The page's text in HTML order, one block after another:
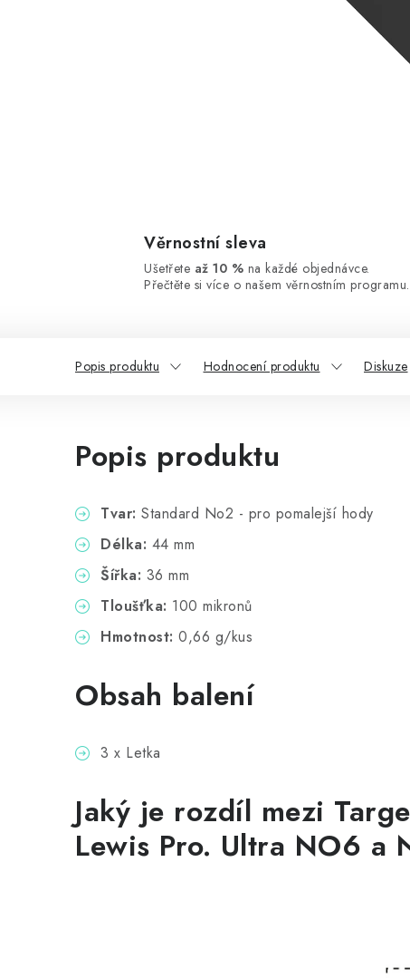
Věrnostní sleva
Ušetřete až 10 % na každé objednávce.
Přečtěte si více o našem věrnostním programu.
Popis produktu Hodnocení produktu Diskuze
Popis produktu
Tvar: Standard No2 - pro pomalejší hody
Délka: 44 mm
Šířka: 36 mm
Tloušťka: 100 mikronů
Hmotnost: 0,66 g/kus
Obsah balení
3 x Letka
Jaký je rozdíl mezi
Lewis Pro. Ultra NO6 a